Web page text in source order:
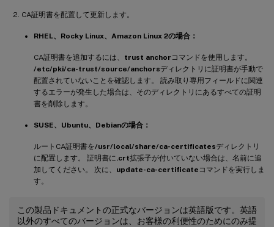
CA証明書を配置して更新します。
RHEL、Rocky Linux、Amazon Linux 2の場合：
CA証明書を追加するには、 trust anchor コマンドを使用します。
/etc/pki/ca-trust/source/anchorsディレクトリに証明書が手動で
配置されていないことを確認します。 読み取り専用フィールドに関連
するエラーが発生した場合は、そのディレクトリにあるすべての証明
書を削除します。
SUSE、Ubuntu、Debianの場合：
ルートCA証明書を/usr/local/share/ca-certificatesディレクトリ
に配置します。 証明書に.crt拡張子が付いていない場合は、名前に追
加してください。 次に、 update-ca-certificate コマンドを実行しま
す。
この製品ドキュメントの正式なバージョンは英語版です。英語
以外のすべてのバージョンは、お客様の利便性のためにのみ提